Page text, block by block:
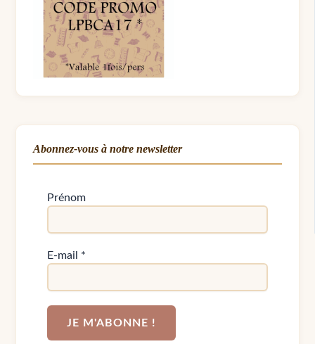
Abonnez-vous à notre newsletter
Prénom
E-mail *